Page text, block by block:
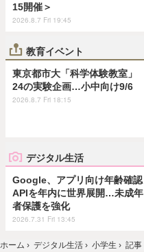
15開催＞
2026.8.7 Fri 19:45
教育イベント
東京都市大「科学体験教室」
24の実験企画…小中向け9/6
2026.8.7 Fri 18:15
デジタル生活
Google、アプリ向け年齢確認
APIを年内に世界展開…未成年
者保護を強化
2026.7.31 Fri 13:45
ホーム › デジタル生活 › 小学生 › 記事